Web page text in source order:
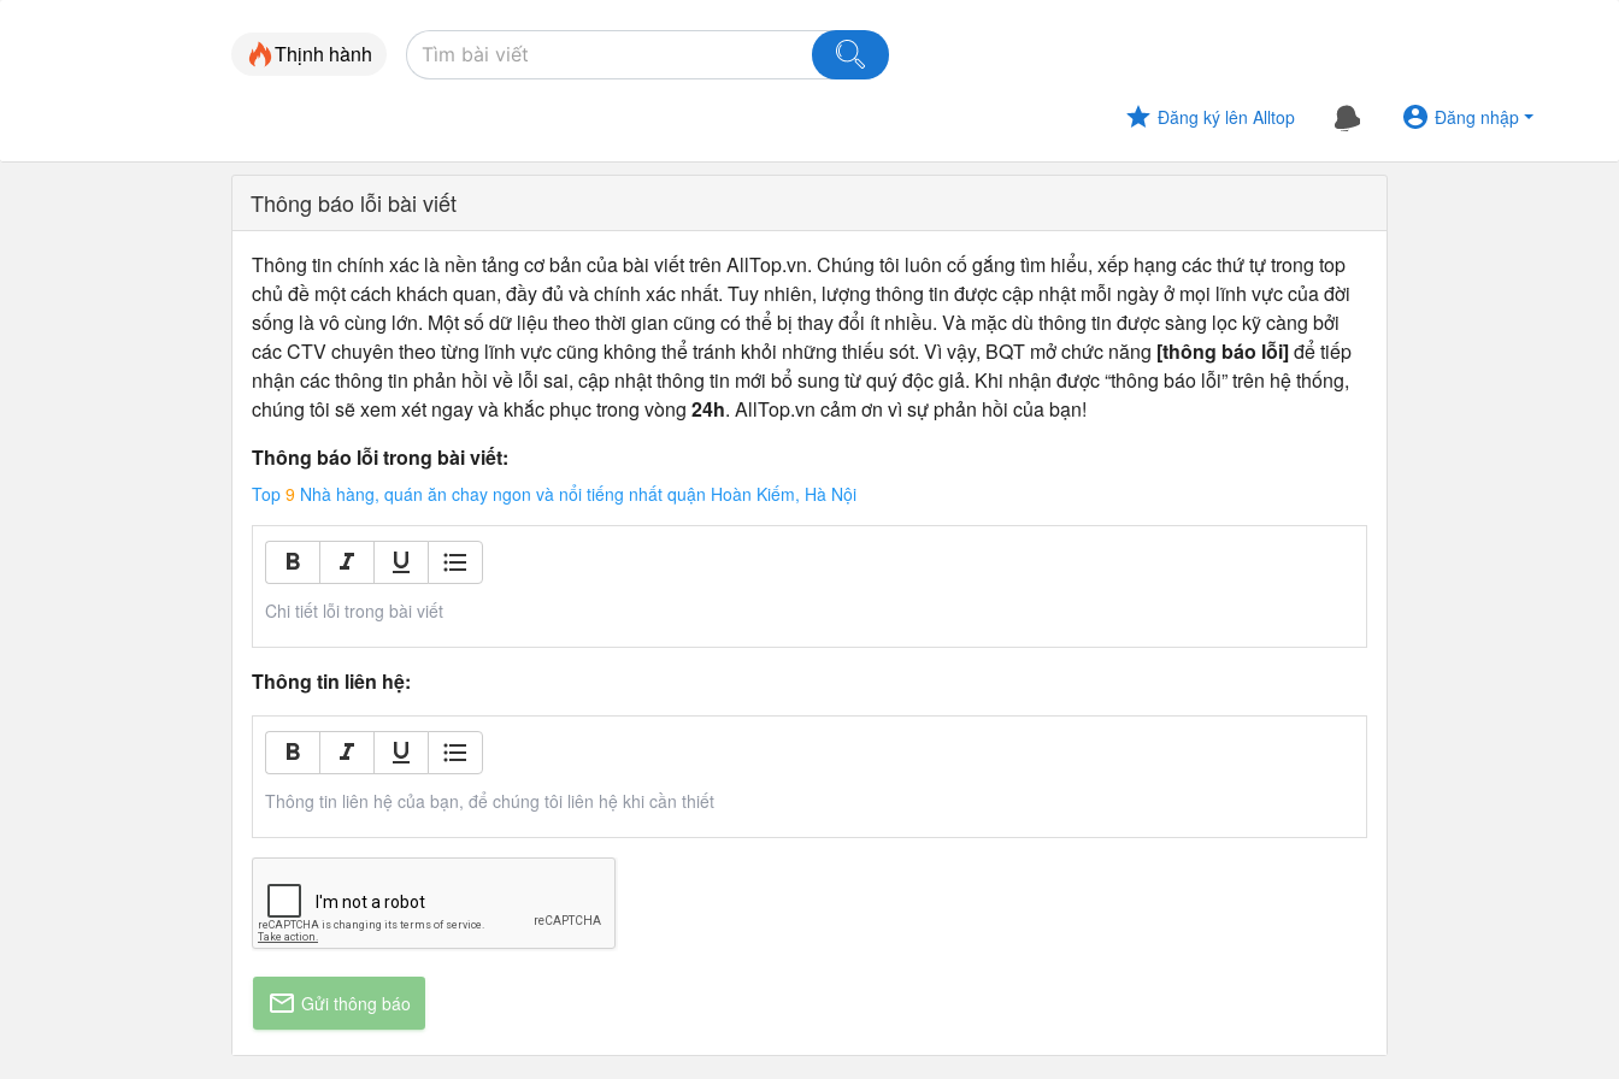
Thịnh hành
Đăng ký lên Alltop Đăng nhập
Thông báo lỗi bài viết
Thông tin chính xác là nền tảng cơ bản của bài viết trên AllTop.vn. Chúng tôi luôn cố gắng tìm hiểu, xếp hạng các thứ tự trong top
chủ đề một cách khách quan, đầy đủ và chính xác nhất. Tuy nhiên, lượng thông tin được cập nhật mỗi ngày ở mọi lĩnh vực của đời
sống là vô cùng lớn. Một số dữ liệu theo thời gian cũng có thể bị thay đổi ít nhiều. Và mặc dù thông tin được sàng lọc kỹ càng bởi
các CTV chuyên theo từng lĩnh vực cũng không thể tránh khỏi những thiếu sót. Vì vậy, BQT mở chức năng [thông báo lỗi]để tiếp
nhận các thông tin phản hồi về lỗi sai, cập nhật thông tin mới bổ sung từ quý độc giả. Khi nhận được “thông báo lỗi” trên hệ thống,
chúng tôi sẽ xem xét ngay và khắc phục trong vòng 24h. AllTop.vn cảm ơn vì sự phản hồi của bạn!
Thông báo lỗi trong bài viết:
Top 9 Nhà hàng, quán ăn chay ngon và nổi tiếng nhất quận Hoàn Kiếm, Hà Nội
Chi tiết lỗi trong bài viết
Thông tin liên hệ:
Thông tin liên hệ của bạn, để chúng tôi liên hệ khi cần thiết
Gửi thông báo